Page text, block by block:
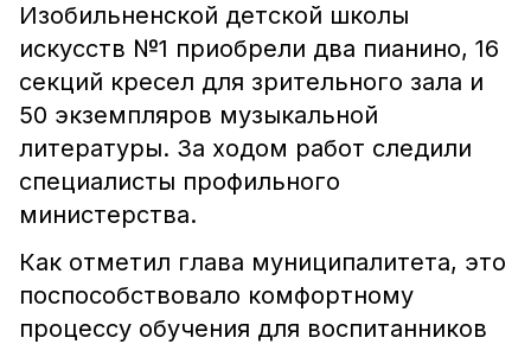
Изобильненской детской школы
искусств №1 приобрели два пианино, 16
секций кресел для зрительного зала и
50 экземпляров музыкальной
литературы. За ходом работ следили
специалисты профильного
министерства.
Как отметил глава муниципалитета, это
поспособствовало комфортному
процессу обучения для воспитанников